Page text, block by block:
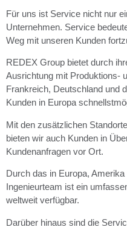
Für uns ist Service nicht nur
Unternehmen. Service
Weg mit unseren Kunden
REDEX Group bietet durch
Ausrichtung mit Produktions-
Frankreich, Deutschland und
Kunden in Europa
Mit den zusätzlichen
bieten wir auch Kunden in
Kundenanfragen vor Ort.
Durch das in Europa,
Ingenieurteam ist ein
weltweit verfügbar.
Darüber hinaus sind die